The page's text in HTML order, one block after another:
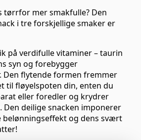
tørrfor mer smakfulle? Den
i tre forskjellige smaker er
på verdifulle vitaminer – taurin
syn og forebygger
Den flytende formen fremmer
til fløyelspoten din, enten du
eller foredler og krydrer
deilige snacken imponerer
belønningseffekt og dens svært